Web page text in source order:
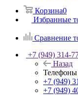
Корзина0
Избранные
Сравнение
+7 (949) 314-
Назад
Телефоны
+7 (949)
+7 (949)